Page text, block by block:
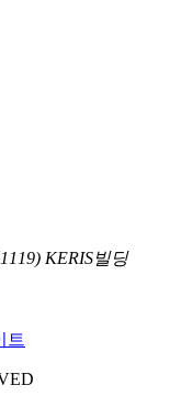
KERIS빌딩